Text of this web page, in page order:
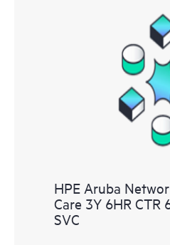
HPE Aruba
Care 3Y 6HR CTR
SVC